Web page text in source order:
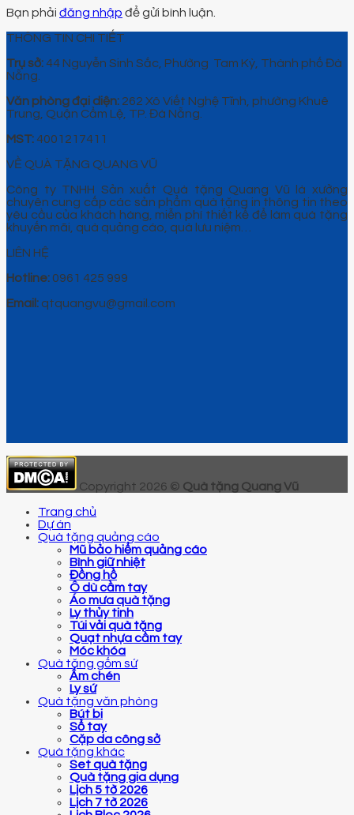
Bạn phải đăng nhập để gửi bình luận.
THÔNG TIN CHI TIẾT
Trụ sở: 44 Nguyễn Sinh Sắc, Phường Tam Kỳ, Thành phố Đà
Nẵng.
Văn phòng đại diện: 262 Xô Viết Nghệ Tĩnh, phường Khuê
Trung, Quận Cẩm Lệ, TP. Đà Nẵng.
MST: 4001217411
VỀ QUÀ TẶNG QUANG VŨ
Công ty TNHH Sản xuất Quà tặng Quang Vũ là xưởng
chuyên cung cấp các sản phẩm quà tặng in thông tin theo
yêu cầu của khách hàng, miễn phí thiết kế để làm quà tặng
khuyến mãi, quà quảng cáo, quà lưu niệm…
LIÊN HỆ
Hotline: 0961 425 999
Email: qtquangvu@gmail.com
Copyright 2026 © Quà tặng Quang Vũ
Trang chủ
Dự án
Quà tặng quảng cáo
Mũ bảo hiểm quảng cáo
Bình giữ nhiệt
Đồng hồ
Ô dù cầm tay
Áo mưa quà tặng
Ly thủy tinh
Túi vải quà tặng
Quạt nhựa cầm tay
Móc khóa
Quà tặng gốm sứ
Ấm chén
Ly sứ
Quà tặng văn phòng
Bút bi
Sổ tay
Cặp da công sở
Quà tặng khác
Set quà tặng
Quà tặng gia dụng
Lịch 5 tờ 2026
Lịch 7 tờ 2026